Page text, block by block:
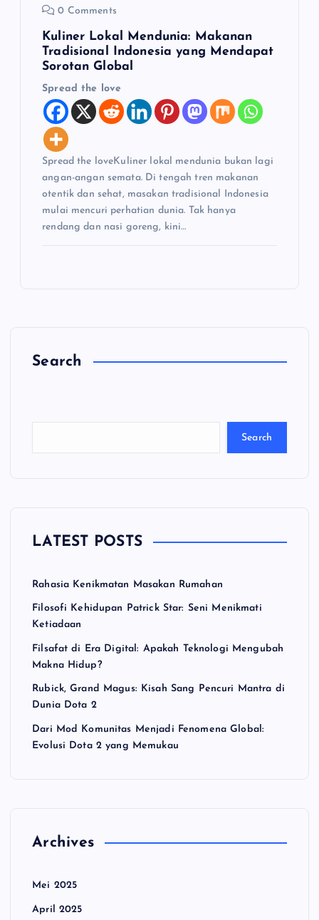
0 Comments
Kuliner Lokal Mendunia: Makanan
Tradisional Indonesia yang Mendapat
Sorotan Global
Spread the love
Spread the loveKuliner lokal mendunia bukan lagi
angan-angan semata. Di tengah tren makanan
otentik dan sehat, masakan tradisional Indonesia
mulai mencuri perhatian dunia. Tak hanya
rendang dan nasi goreng, kini…
Search
Search
LATEST POSTS
Rahasia Kenikmatan Masakan Rumahan
Filosofi Kehidupan Patrick Star: Seni Menikmati
Ketiadaan
Filsafat di Era Digital: Apakah Teknologi Mengubah
Makna Hidup?
Rubick, Grand Magus: Kisah Sang Pencuri Mantra di
Dunia Dota 2
Dari Mod Komunitas Menjadi Fenomena Global:
Evolusi Dota 2 yang Memukau
Archives
Mei 2025
April 2025